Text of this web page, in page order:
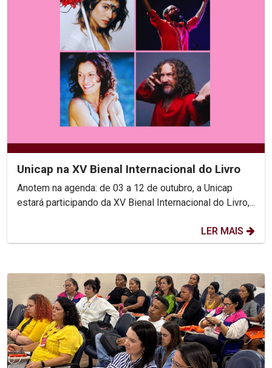
Unicap na XV Bienal Internacional do Livro
Anotem na agenda: de 03 a 12 de outubro, a Unicap
estará participando da XV Bienal Internacional do Livro,...
LER MAIS